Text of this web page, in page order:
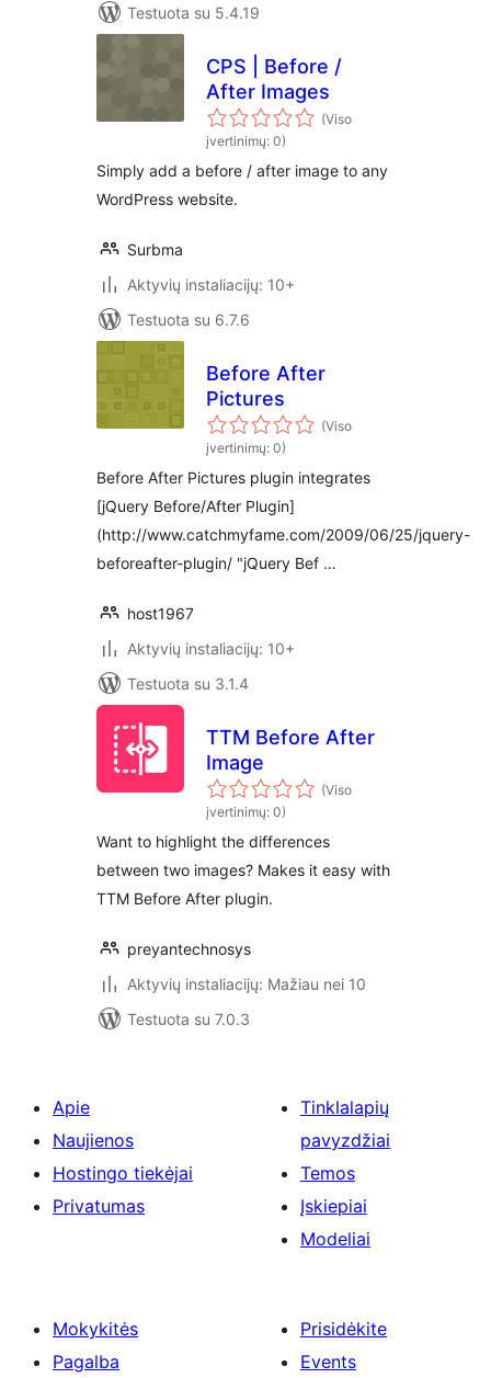
Testuota su 5.4.19
CPS | Before /
After Images
(Viso
įvertinimų: 0)
Simply add a before / after image to any
WordPress website.
Surbma
Aktyvių instaliacijų: 10+
Testuota su 6.7.6
Before After
Pictures
(Viso
įvertinimų: 0)
Before After Pictures plugin integrates
[jQuery Before/After Plugin]
(http://www.catchmyfame.com/2009/06/25/jquery-
beforeafter-plugin/ "jQuery Bef …
host1967
Aktyvių instaliacijų: 10+
Testuota su 3.1.4
TTM Before After
Image
(Viso
įvertinimų: 0)
Want to highlight the differences
between two images? Makes it easy with
TTM Before After plugin.
preyantechnosys
Aktyvių instaliacijų: Mažiau nei 10
Testuota su 7.0.3
Apie
Naujienos
Hostingo tiekėjai
Privatumas
Tinklalapių
pavyzdžiai
Temos
Įskiepiai
Modeliai
Mokykitės
Pagalba
Prisidėkite
Events